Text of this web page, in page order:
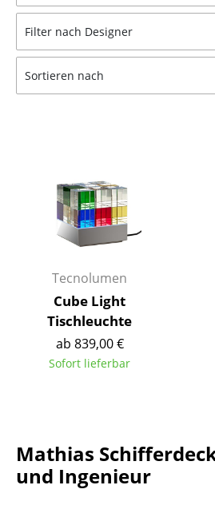
Bänke & Liegen
Sitzsäcke
Schaukelstühle
Bürodrehstühle
Konferenzstühle
Bürosessel
Einzelteile
... alle Sitzmöbel
Beistelltische
Couchtische
Filter nach Designer
Sortieren nach
Tecnolumen
Cube Light
Tischleuchte
ab 839,00 €
Sofort lieferbar
Mathias
und Ingenieur